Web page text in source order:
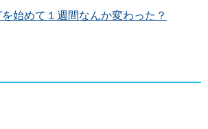
始めて１週間なんか変わった？